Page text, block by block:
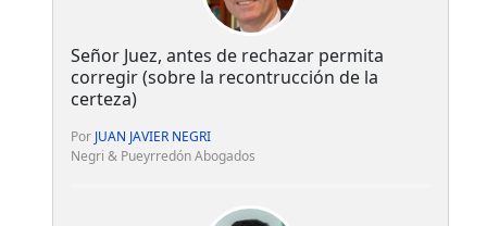
Señor Juez, antes de rechazar permita
corregir (sobre la recontrucción de la
certeza)
Por JUAN JAVIER NEGRI
Negri & Pueyrredón Abogados